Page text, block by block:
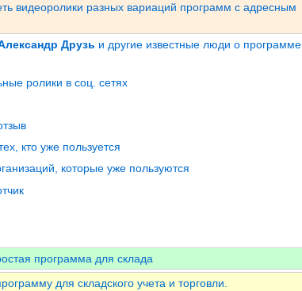
видеоролики разных вариаций программ с адресным
Друзь и другие известные люди о программе
ролики в соц. сетях
кто уже пользуется
которые уже пользуются
программа для склада
для складского учета и торговли.